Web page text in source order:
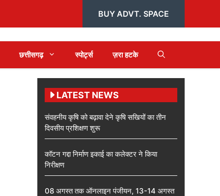
BUY ADVT. SPACE
छत्तीसगढ़ स्पोर्ट्स ज़रा हटके
LATEST NEWS
संवहनीय कृषि को बढ़ावा देने कृषि सखियों का तीन
दिवसीय प्रशिक्षण शुरू
कॉटन गद्दा निर्माण इकाई का कलेक्टर ने किया
निरीक्षण
08 अगस्त तक ऑनलाइन पंजीयन, 13-14 अगस्त